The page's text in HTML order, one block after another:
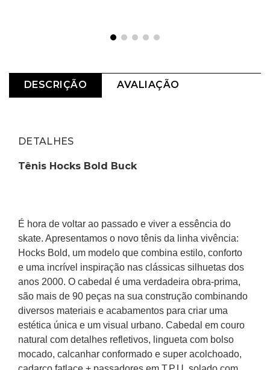
DESCRIÇÃO AVALIAÇÃO
DETALHES
Tênis Hocks Bold Buck
É hora de voltar ao passado e viver a essência do
skate. Apresentamos o novo tênis da linha vivência:
Hocks Bold, um modelo que combina estilo, conforto
e uma incrível inspiração nas clássicas silhuetas dos
anos 2000. O cabedal é uma verdadeira obra-prima,
são mais de 90 peças na sua construção combinando
diversos materiais e acabamentos para criar uma
estética única e um visual urbano. Cabedal em couro
natural com detalhes refletivos, lingueta com bolso
mocado, calcanhar conformado e super acolchoado,